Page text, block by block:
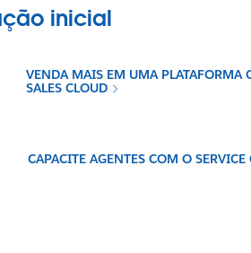
inicial
VENDA MAIS EM UMA PLATAFORMA
SALES CLOUD
CAPACITE AGENTES COM O SERVICE